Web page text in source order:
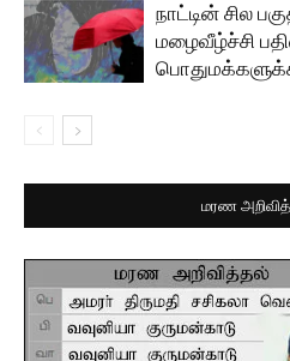
நாட்டின் சில
மழைவீழ்ச்சி
மரண